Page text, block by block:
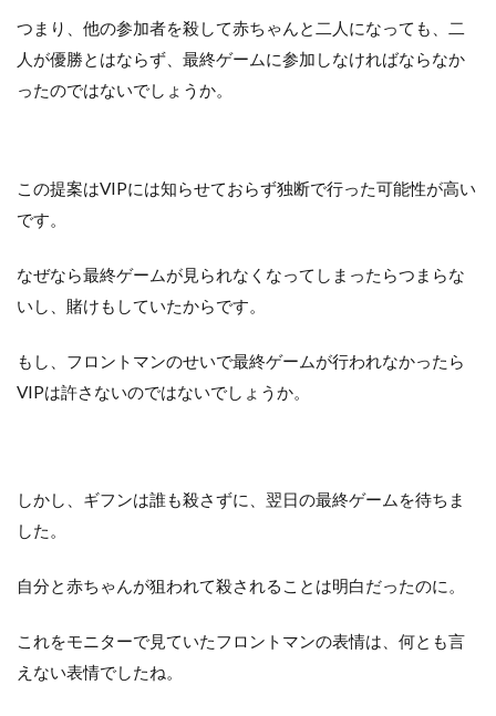
つまり、他の参加者を殺して赤ちゃんと二人になっても、二
人が優勝とはならず、最終ゲームに参加しなければならなか
ったのではないでしょうか。
この提案はVIPには知らせておらず独断で行った可能性が高い
です。
なぜなら最終ゲームが見られなくなってしまったらつまらな
いし、賭けもしていたからです。
もし、フロントマンのせいで最終ゲームが行われなかったら
VIPは許さないのではないでしょうか。
しかし、ギフンは誰も殺さずに、翌日の最終ゲームを待ちま
した。
自分と赤ちゃんが狙われて殺されることは明白だったのに。
これをモニターで見ていたフロントマンの表情は、何とも言
えない表情でしたね。